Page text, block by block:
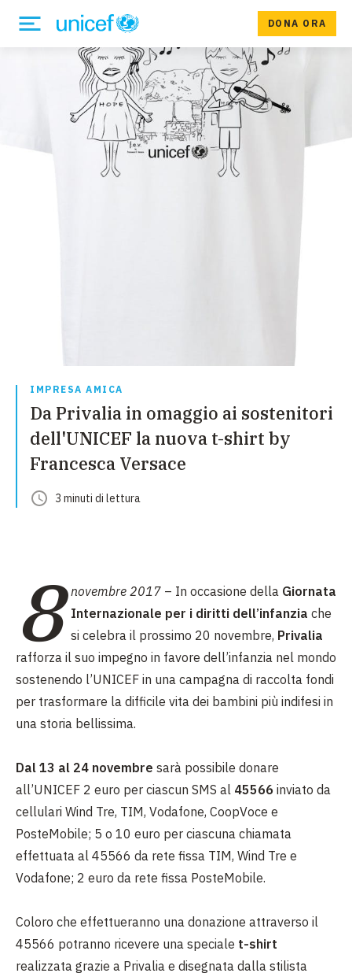
DONA ORA
IMPRESA AMICA
Da Privalia in omaggio ai sostenitori
dell'UNICEF la nuova t-shirt by
Francesca Versace
3 minuti di lettura
8 novembre 2017 – In occasione della Giornata
Internazionale per i diritti dell’infanzia che
si celebra il prossimo 20 novembre, Privalia
rafforza il suo impegno in favore dell’infanzia nel mondo
sostenendo l’UNICEF in una campagna di raccolta fondi
per trasformare la difficile vita dei bambini più indifesi in
una storia bellissima.
Dal 13 al 24 novembre sarà possibile donare
all’UNICEF 2 euro per ciascun SMS al 45566 inviato da
cellulari Wind Tre, TIM, Vodafone, CoopVoce e
PosteMobile; 5 o 10 euro per ciascuna chiamata
effettuata al 45566 da rete fissa TIM, Wind Tre e
Vodafone; 2 euro da rete fissa PosteMobile.
Coloro che effettueranno una donazione attraverso il
45566 potranno ricevere una speciale t-shirt
realizzata grazie a Privalia e disegnata dalla stilista